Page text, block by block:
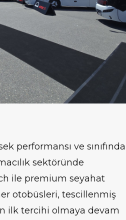
performansı ve sınıfında
sektöründe
ile premium seyahat
otobüsleri, tescillenmiş
ilk tercihi olmaya devam